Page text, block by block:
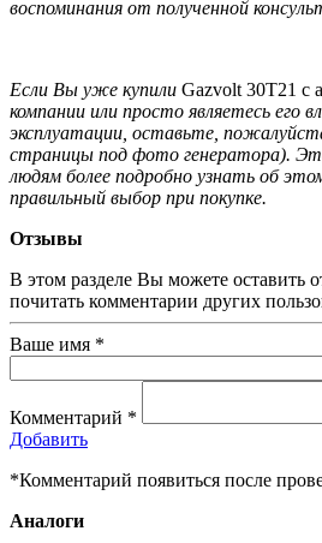
воспоминания от полученной
Если Вы уже купили Gazvolt 30T21 с
компании или просто являетесь его
эксплуатации, оставьте,
страницы под фото генератора).
людям более подробно узнать об
правильный выбор при покупке.
Отзывы
В этом разделе Вы можете оставить
почитать комментарии других
Ваше имя *
Комментарий *
Добавить
*Комментарий появиться после
Аналоги